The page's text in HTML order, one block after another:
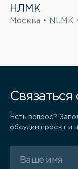
НЛМК
Москва • NLMK
Связаться
Есть вопрос?
обсудим проект и